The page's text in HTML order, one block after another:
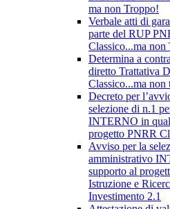
ma non Troppo!
Verbale atti di
parte del RUP
Classico...ma non
Determina a
diretto Trattativa
Classico...ma non
Decreto per
selezione di n.1
INTERNO in
progetto PNRR
Avviso per la
amministrativo
supporto al
Istruzione e
Investimento 2.1